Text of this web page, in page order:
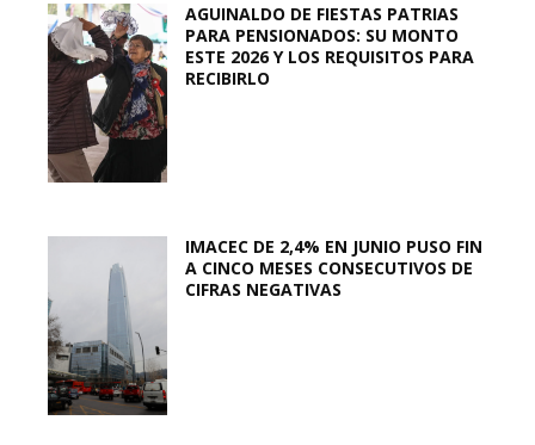
AGUINALDO DE FIESTAS PATRIAS
PARA PENSIONADOS: SU MONTO
ESTE 2026 Y LOS REQUISITOS PARA
RECIBIRLO
IMACEC DE 2,4% EN JUNIO PUSO FIN
A CINCO MESES CONSECUTIVOS DE
CIFRAS NEGATIVAS